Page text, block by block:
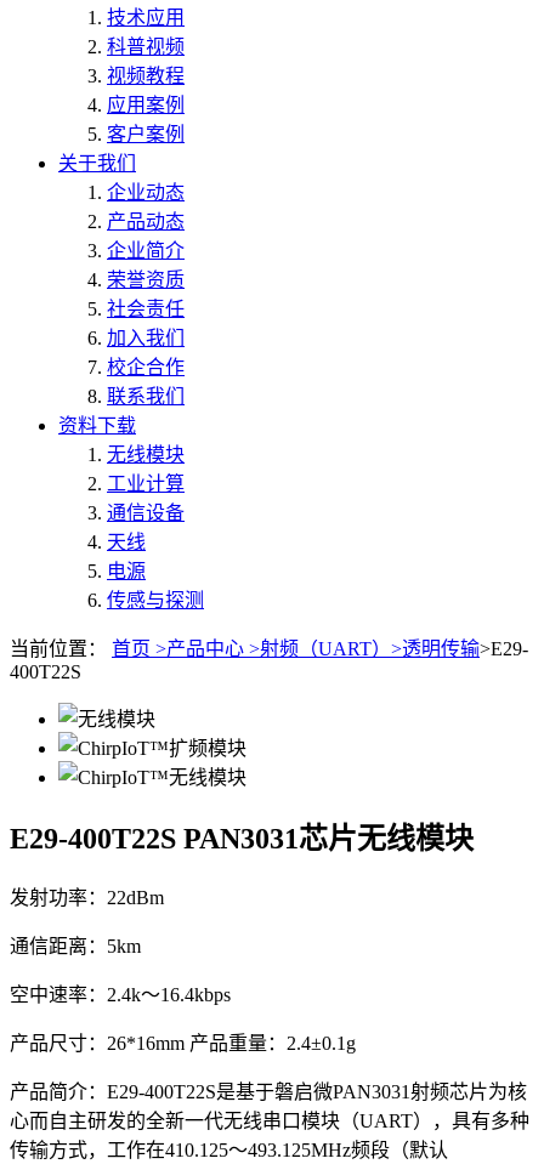
技术应用
科普视频
视频教程
应用案例
客户案例
关于我们
企业动态
产品动态
企业简介
荣誉资质
社会责任
加入我们
校企合作
联系我们
资料下载
无线模块
工业计算
通信设备
天线
电源
传感与探测
当前位置： 首页 >产品中心 >射频（UART）>透明传输>E29-
400T22S
E29-400T22S PAN3031芯片无线模块
发射功率：22dBm
通信距离：5km
空中速率：2.4k～16.4kbps
产品尺寸：26*16mm 产品重量：2.4±0.1g
产品简介：E29-400T22S是基于磐启微PAN3031射频芯片为核
心而自主研发的全新一代无线串口模块（UART），具有多种
传输方式，工作在410.125～493.125MHz频段（默认